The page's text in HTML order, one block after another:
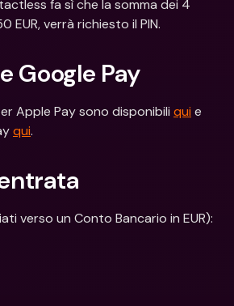
fa sì che la somma dei 4
EUR, verrà richiesto il PIN.
Google Pay
Apple Pay sono disponibili qui e
qui.
verso un Conto Bancario in EUR):